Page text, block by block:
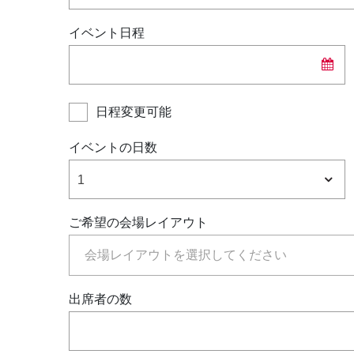
会議
お祝い
パン パシフィック ディスカバ
パークロイヤル ペナン リゾート
イベント日程
日程変更可能
イベントの日数
1
ご希望の会場レイアウト
出席者の数